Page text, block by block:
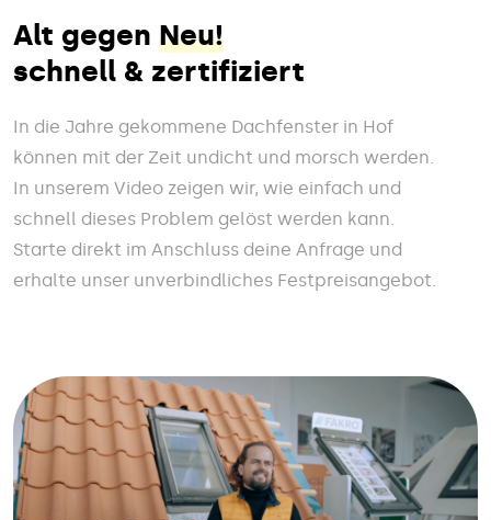
Alt gegen Neu!
schnell & zertifiziert
In die Jahre gekommene Dachfenster in Hof
können mit der Zeit undicht und morsch werden.
In unserem Video zeigen wir, wie einfach und
schnell dieses Problem gelöst werden kann.
Starte direkt im Anschluss deine Anfrage und
erhalte unser unverbindliches Festpreisangebot.